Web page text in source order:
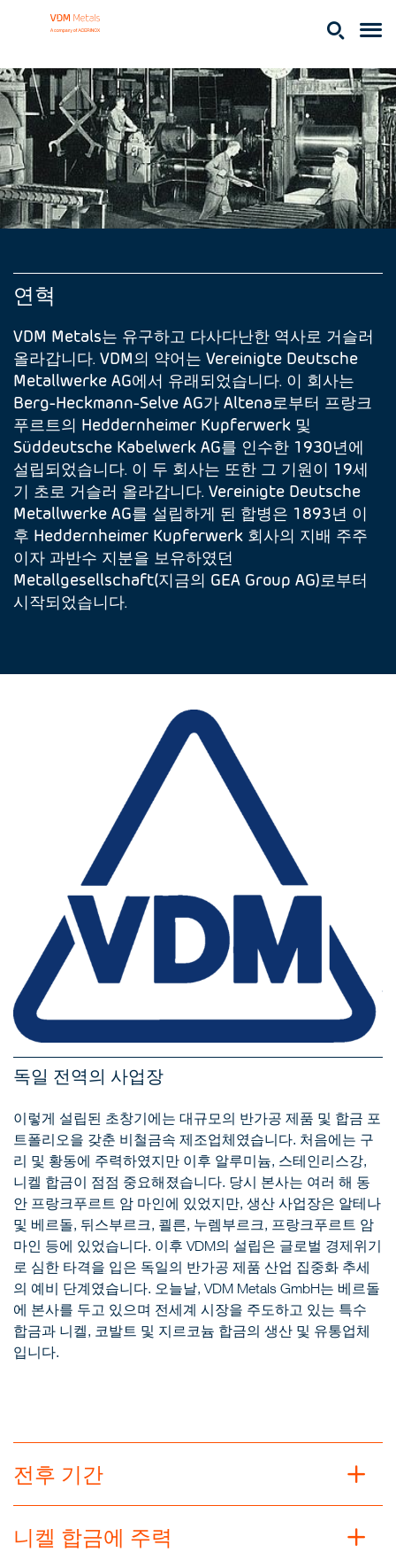
연혁
VDM Metals는 유구하고 다사다난한 역사로 거슬러
올라갑니다. VDM의 약어는 Vereinigte Deutsche
Metallwerke AG에서 유래되었습니다. 이 회사는
Berg-Heckmann-Selve AG가 Altena로부터 프랑크
푸르트의 Heddernheimer Kupferwerk 및
Süddeutsche Kabelwerk AG를 인수한 1930년에
설립되었습니다. 이 두 회사는 또한 그 기원이 19세
기 초로 거슬러 올라갑니다. Vereinigte Deutsche
Metallwerke AG를 설립하게 된 합병은 1893년 이
후 Heddernheimer Kupferwerk 회사의 지배 주주
이자 과반수 지분을 보유하였던
Metallgesellschaft(지금의 GEA Group AG)로부터
시작되었습니다.
독일 전역의 사업장
이렇게 설립된 초창기에는 대규모의 반가공 제품 및 합금 포
트폴리오을 갖춘 비철금속 제조업체였습니다. 처음에는 구
리 및 황동에 주력하였지만 이후 알루미늄, 스테인리스강,
니켈 합금이 점점 중요해졌습니다. 당시 본사는 여러 해 동
안 프랑크푸르트 암 마인에 있었지만, 생산 사업장은 알테나
및 베르돌, 뒤스부르크, 쾰른, 누렘부르크, 프랑크푸르트 암
마인 등에 있었습니다. 이후 VDM의 설립은 글로벌 경제위기
로 심한 타격을 입은 독일의 반가공 제품 산업 집중화 추세
의 예비 단계였습니다. 오늘날, VDM Metals GmbH는 베르돌
에 본사를 두고 있으며 전세계 시장을 주도하고 있는 특수
합금과 니켈, 코발트 및 지르코늄 합금의 생산 및 유통업체
입니다.
전후 기간
니켈 합금에 주력